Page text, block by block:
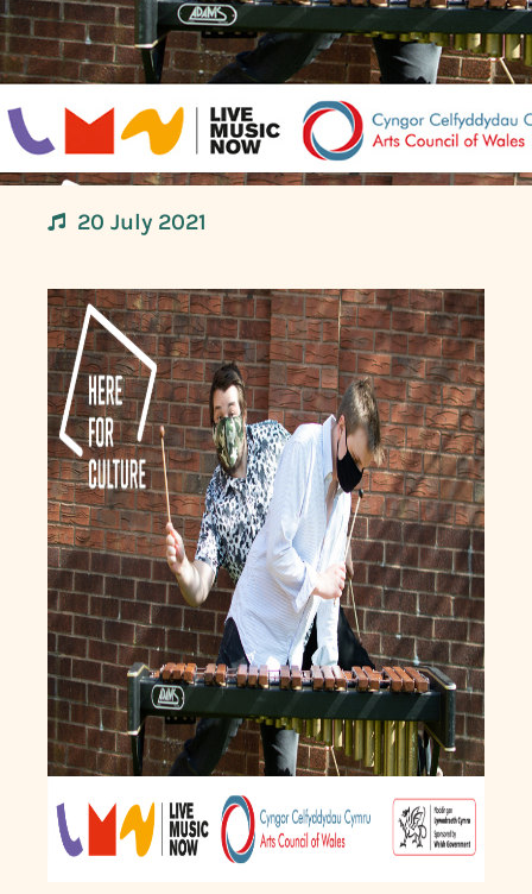
20 July 2021